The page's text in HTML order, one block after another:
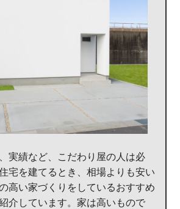
実績など、こだわり屋の人は必
宅を建てるとき、相場よりも安い
高い家づくりをしているおすすめ
介しています。家は高いもので